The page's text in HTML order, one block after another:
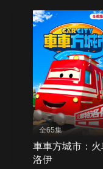
全65集
車車方城市：
洛伊